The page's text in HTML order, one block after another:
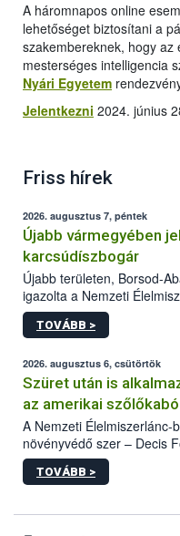
A háromnapos online
lehetőséget biztosítani a
szakembereknek, hogy az
mesterséges intelligencia
Nyári Egyetem
Jelentkezni 2024. június
Friss hírek
2026. augusztus 7, péntek
Újabb vármegyében
karcsúdíszbogár
Újabb területen, Borsod-
igazolta a Nemzeti
kőrisrontó
kártevőt nem csak
az intenzív felderítést,
hatósággal is
TOVÁBB >
2026. augusztus 6, csütörtök
Szüret után is
az amerikai
A Nemzeti Élelmiszerlánc-
növényvédő szer – Decis
engedélyokiratát
egészen a vesszőérettség
érésű szőlőkben is legyen
TOVÁBB >